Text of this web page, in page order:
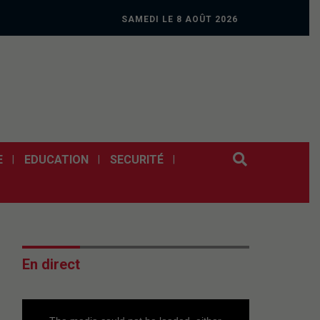
SAMEDI LE 8 AOÛT 2026
EDUCATION SECURITÉ
En direct